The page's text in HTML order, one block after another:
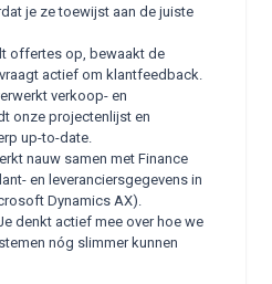
je ze toewijst aan de juiste
offertes op, bewaakt de
actief om klantfeedback.
verkoop- en
onze projectenlijst en
up-to-date.
nauw samen met Finance
en leveranciersgegevens in
Dynamics AX).
denkt actief mee over hoe we
nóg slimmer kunnen